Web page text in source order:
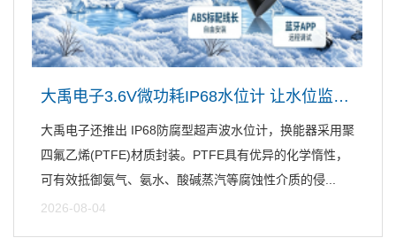
大禹电子3.6V微功耗IP68水位计 让水位监测更简单
大禹电子还推出 IP68防腐型超声波水位计，换能器采用聚
四氟乙烯(PTFE)材质封装。PTFE具有优异的化学惰性，
可有效抵御氨气、氨水、酸碱蒸汽等腐蚀性介质的侵...
2026-08-04